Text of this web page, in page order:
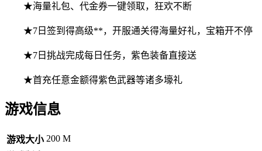
★海量礼包、代金券一键领取，狂欢不断
★7日签到得高级**，开服通关得海量好礼，宝箱开不停
★7日挑战完成每日任务，紫色装备直接送
★首充任意金额得紫色武器等诸多壕礼
游戏信息
游戏大小 200 M